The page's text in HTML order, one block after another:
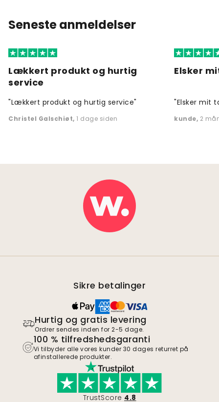
Seneste anmeldelser
Lækkert produkt og hurtig
service
"Lækkert produkt og hurtig service"
Christel Galschiøt, 1 dage siden
Elsker
"Elsker mit
kunde, 2
Sikre betalinger
Hurtig og gratis levering
Ordrer sendes inden for 2-5 dage.
100 % tilfredshedsgaranti
Vi tilbyder alle vores kunder 30 dages returret på
afinstallerede produkter.
TrustScore 4.8